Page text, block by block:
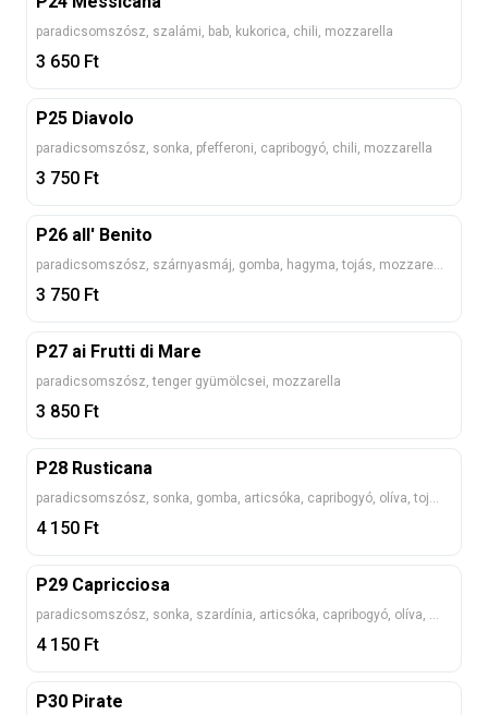
paradicsomszósz, szalámi, bab, kukorica, chili, mozzarella
3 650 Ft
P25 Diavolo
paradicsomszósz, sonka, pfefferoni, capribogyó, chili, mozzarella
3 750 Ft
P26 all' Benito
paradicsomszósz, szárnyasmáj, gomba, hagyma, tojás, mozzarella
3 750 Ft
P27 ai Frutti di Mare
paradicsomszósz, tenger gyümölcsei, mozzarella
3 850 Ft
P28 Rusticana
paradicsomszósz, sonka, gomba, articsóka, capribogyó, olíva, tojás, mozzarella
4 150 Ft
P29 Capricciosa
paradicsomszósz, sonka, szardínia, articsóka, capribogyó, olíva, mozzarella
4 150 Ft
P30 Pirate